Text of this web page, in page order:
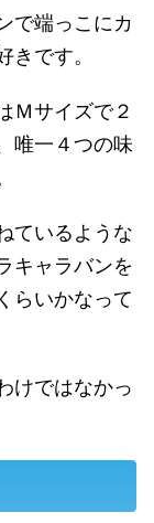
で端っこにカ
きです。
Ｍサイズで２
唯一４つの味
ているような
キャラバンを
らいかなって
けではなかっ